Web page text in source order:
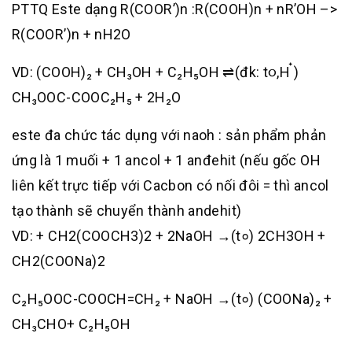
PTTQ Este dạng R(COOR’)n :R(COOH)n + nR’OH –>
R(COOR’)n + nH2O
VD: (COOH)₂ + CH₃OH + C₂H₅OH ⇌(đk: t૦,H ๋)
CH₃OOC-COOC₂H₅ + 2H₂O
este đa chức tác dụng với naoh : sản phẩm phản
ứng là 1 muối + 1 ancol + 1 anđehit (nếu gốc OH
liên kết trực tiếp với Cacbon có nối đôi = thì ancol
tạo thành sẽ chuyển thành andehit)
VD: + CH2(COOCH3)2 + 2NaOH →(t०) 2CH3OH +
CH2(COONa)2
C₂H₅OOC-COOCH=CH₂ + NaOH →(t०) (COONa)₂ +
CH₃CHO+ C₂H₅OH